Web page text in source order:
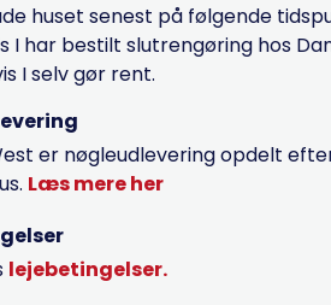
huset senest på følgende
I har bestilt slutrengøring hos
I selv gør rent.
er nøgleudlevering opdelt
Læs mere her
lejebetingelser.